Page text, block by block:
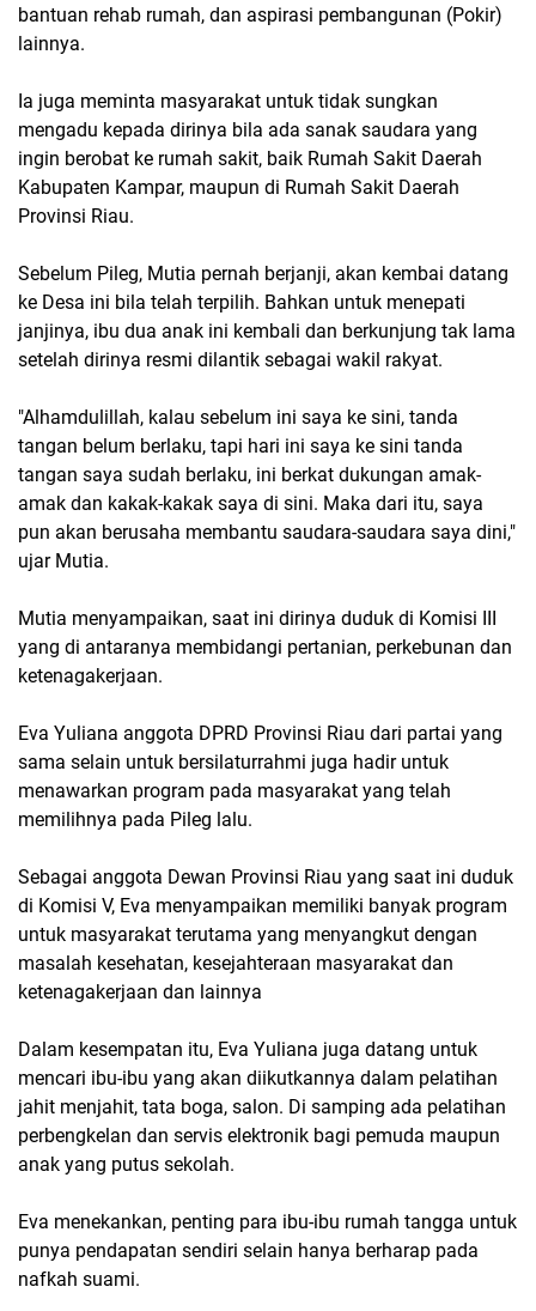
bantuan rehab rumah, dan aspirasi pembangunan (Pokir)
lainnya.
Ia juga meminta masyarakat untuk tidak sungkan
mengadu kepada dirinya bila ada sanak saudara yang
ingin berobat ke rumah sakit, baik Rumah Sakit Daerah
Kabupaten Kampar, maupun di Rumah Sakit Daerah
Provinsi Riau.
Sebelum Pileg, Mutia pernah berjanji, akan kembai datang
ke Desa ini bila telah terpilih. Bahkan untuk menepati
janjinya, ibu dua anak ini kembali dan berkunjung tak lama
setelah dirinya resmi dilantik sebagai wakil rakyat.
"Alhamdulillah, kalau sebelum ini saya ke sini, tanda
tangan belum berlaku, tapi hari ini saya ke sini tanda
tangan saya sudah berlaku, ini berkat dukungan amak-
amak dan kakak-kakak saya di sini. Maka dari itu, saya
pun akan berusaha membantu saudara-saudara saya dini,"
ujar Mutia.
Mutia menyampaikan, saat ini dirinya duduk di Komisi III
yang di antaranya membidangi pertanian, perkebunan dan
ketenagakerjaan.
Eva Yuliana anggota DPRD Provinsi Riau dari partai yang
sama selain untuk bersilaturrahmi juga hadir untuk
menawarkan program pada masyarakat yang telah
memilihnya pada Pileg lalu.
Sebagai anggota Dewan Provinsi Riau yang saat ini duduk
di Komisi V, Eva menyampaikan memiliki banyak program
untuk masyarakat terutama yang menyangkut dengan
masalah kesehatan, kesejahteraan masyarakat dan
ketenagakerjaan dan lainnya
Dalam kesempatan itu, Eva Yuliana juga datang untuk
mencari ibu-ibu yang akan diikutkannya dalam pelatihan
jahit menjahit, tata boga, salon. Di samping ada pelatihan
perbengkelan dan servis elektronik bagi pemuda maupun
anak yang putus sekolah.
Eva menekankan, penting para ibu-ibu rumah tangga untuk
punya pendapatan sendiri selain hanya berharap pada
nafkah suami.